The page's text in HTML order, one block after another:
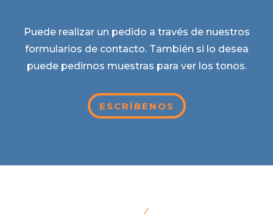
Puede realizar un pedido a través de nuestros
formularios de contacto. También si lo desea
puede pedirnos muestras para ver los tonos.
ESCRÍBENOS